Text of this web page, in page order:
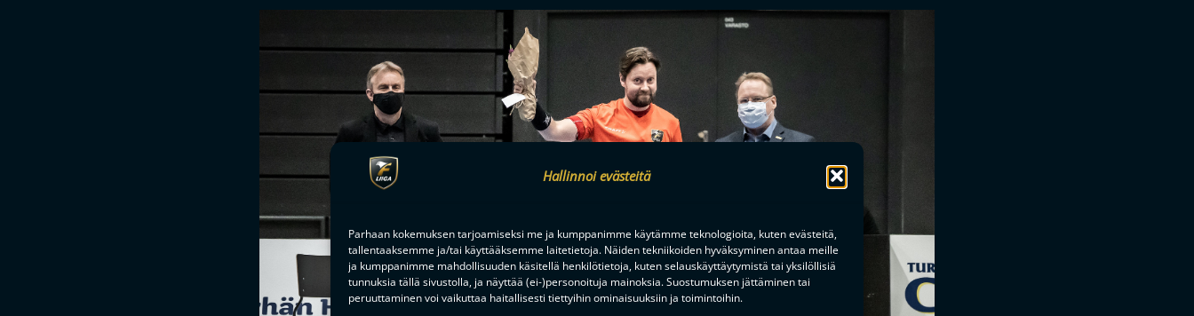
Hallinnoi evästeitä
Parhaan kokemuksen tarjoamiseksi me ja kumppanimme käytämme teknologioita, kuten evästeitä,
tallentaaksemme ja/tai käyttääksemme laitetietoja. Näiden tekniikoiden hyväksyminen antaa meille
ja kumppanimme mahdollisuuden käsitellä henkilötietoja, kuten selauskäyttäytymistä tai yksilöllisiä
tunnuksia tällä sivustolla, ja näyttää (ei-)personoituja mainoksia. Suostumuksen jättäminen tai
peruuttaminen voi vaikuttaa haitallisesti tiettyihin ominaisuuksiin ja toimintoihin.